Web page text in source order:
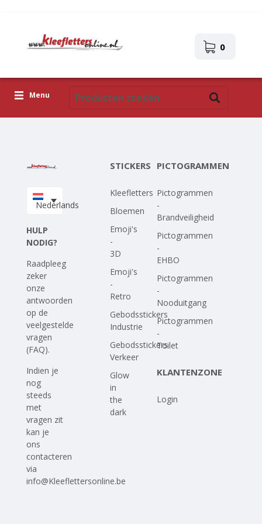
0
Menu
Upload je eigen ontwerp
Nederlands
HULP
NODIG?
Raadpleeg
zeker
onze
antwoorden
op de
veelgestelde
vragen
(FAQ).
Indien je
nog
steeds
met
vragen zit
kan je
ons
contacteren
via
info@Kleeflettersonline.be
STICKERS
Kleefletters
Bloemen
Emoji's
-
3D
Emoji's
-
Retro
Gebodsstickers
Industrie
Gebodsstickers
Verkeer
Glow
in
the
dark
PICTOGRAMMEN
Pictogrammen
-
Brandveiligheid
Pictogrammen
-
EHBO
Pictogrammen
-
Nooduitgang
Pictogrammen
-
Toilet
KLANTENZONE
Login